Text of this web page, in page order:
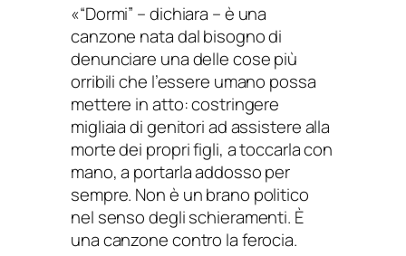
«“Dormi” – dichiara – è una
canzone nata dal bisogno di
denunciare una delle cose più
orribili che l’essere umano possa
mettere in atto: costringere
migliaia di genitori ad assistere alla
morte dei propri figli, a toccarla con
mano, a portarla addosso per
sempre. Non è un brano politico
nel senso degli schieramenti. È
una canzone contro la ferocia.